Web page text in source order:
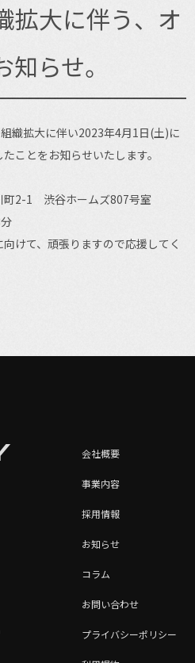
拡大に伴う、オ
らせ。
織拡大に伴い2023年4月1日(土)に
ことをお知らせいたします。
町2-1 渋谷ホームズ807号室
けて、頑張りますので応援してく
会社概要
事業内容
採用情報
お知らせ
コラム
お問い合わせ
プライバシーポリシー